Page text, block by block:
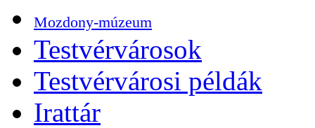
Mozdony-múzeum
Testvérvárosok
Testvérvárosi példák
Irattár